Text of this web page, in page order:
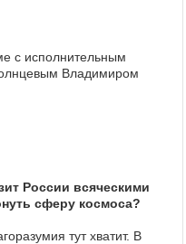
с исполнительным
Владимиром
России всяческими
сферу космоса?
тут хватит. В